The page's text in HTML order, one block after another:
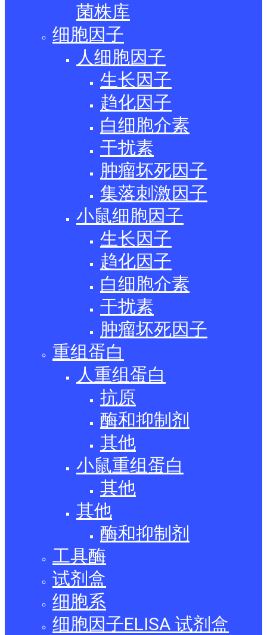
菌株库
细胞因子
人细胞因子
生长因子
趋化因子
白细胞介素
干扰素
肿瘤坏死因子
集落刺激因子
小鼠细胞因子
生长因子
趋化因子
白细胞介素
干扰素
肿瘤坏死因子
重组蛋白
人重组蛋白
抗原
酶和抑制剂
其他
小鼠重组蛋白
其他
其他
酶和抑制剂
工具酶
试剂盒
细胞系
细胞因子ELISA 试剂盒